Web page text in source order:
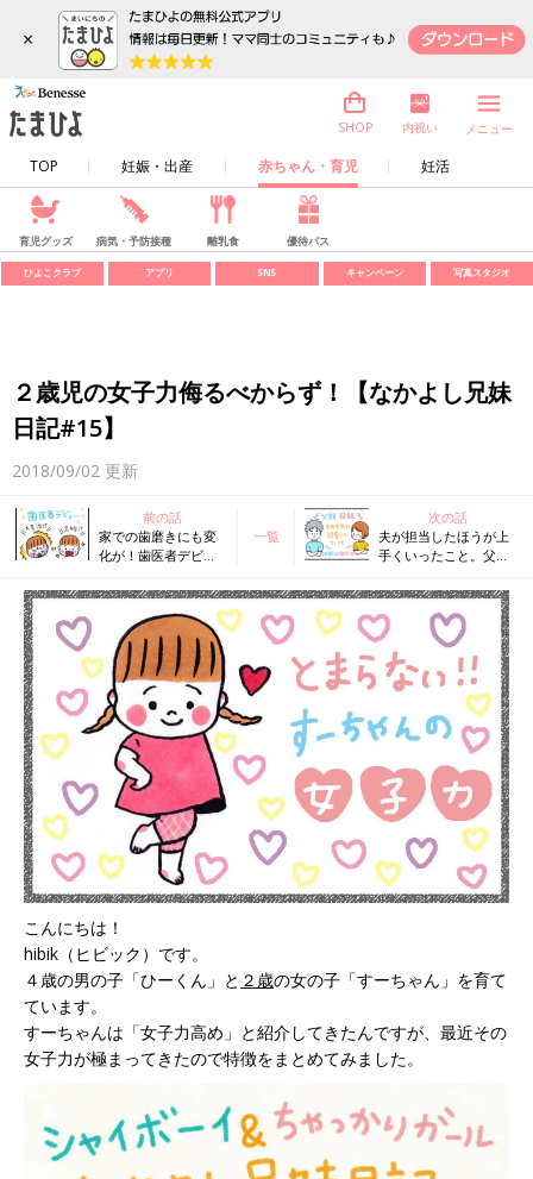
×
TOP 妊娠・出産 赤ちゃん・育児 妊活
SHOP 内祝い メニュー
育児グッズ 病気・予防接種 離乳食 優待パス
ひよこクラブ アプリ SNS キャンペーン 写真スタジオ
２歳児の女子力侮るべからず！【なかよし兄妹
日記#15】
2018/09/02 更新
前の話
家での歯磨きにも変
化が！歯医者デビュ
よし兄妹日記#14】
一覧
次の話
夫が担当したほうが上
手くいったこと。父親
【なかよし兄妹日記
vol.16】
こんにちは！
hibik（ヒビック）です。
４歳の男の子「ひーくん」と ２歳の女の子「すーちゃん」を育て
ています。
すーちゃんは「女子力高め」と紹介してきたんですが、最近その
女子力が極まってきたので特徴をまとめてみました。